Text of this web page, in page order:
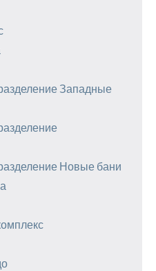
Западные
Новые бани